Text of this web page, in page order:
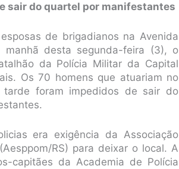
sair do quartel por manifestantes
de brigadianos na Avenida
manhã desta segunda-feira (3), o
da Polícia Militar da Capital
Os 70 homens que atuariam no
foram impedidos de sair do
era exigência da Associação
RS) para deixar o local. A
capitães da Academia de Polícia